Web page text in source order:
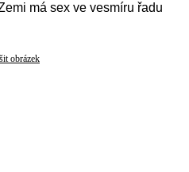
má sex ve vesmíru řadu
obrázek